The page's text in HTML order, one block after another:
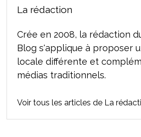
La rédaction
Crée en 2008, la rédaction
Blog s'applique à proposer
locale différente et
médias traditionnels.
Voir tous les articles de La